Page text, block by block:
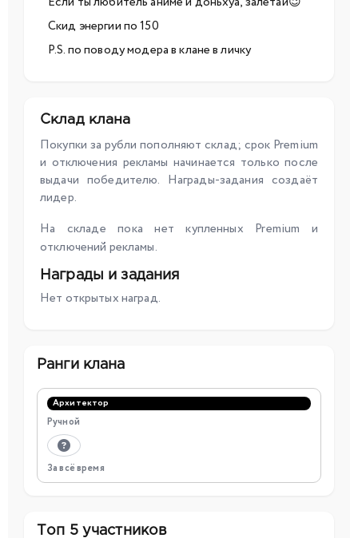
Скид энергии по 150
P.S. по поводу модера в клане в личку
Склад клана
Покупки за рубли пополняют склад; срок Premium
и отключения рекламы начинается только после
выдачи победителю. Награды-задания создаёт
лидер.
На складе пока нет купленных Premium и
отключений рекламы.
Награды и задания
Нет открытых наград.
Ранги клана
Архитектор
Ручной
За всё время
Топ 5 участников